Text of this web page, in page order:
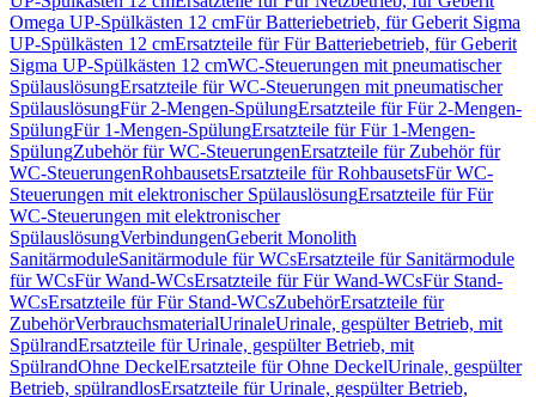
Omega UP-Spülkästen 12 cmFür Batteriebetrieb, für Geberit Sigma
UP-Spülkästen 12 cmErsatzteile für Für Batteriebetrieb, für Geberit
Sigma UP-Spülkästen 12 cmWC-Steuerungen mit pneumatischer
SpülauslösungErsatzteile für WC-Steuerungen mit pneumatischer
SpülauslösungFür 2-Mengen-SpülungErsatzteile für Für 2-Mengen-
SpülungFür 1-Mengen-SpülungErsatzteile für Für 1-Mengen-
SpülungZubehör für WC-SteuerungenErsatzteile für Zubehör für
WC-SteuerungenRohbausetsErsatzteile für RohbausetsFür WC-
Steuerungen mit elektronischer SpülauslösungErsatzteile für Für
WC-Steuerungen mit elektronischer
SpülauslösungVerbindungenGeberit Monolith
SanitärmoduleSanitärmodule für WCsErsatzteile für Sanitärmodule
für WCsFür Wand-WCsErsatzteile für Für Wand-WCsFür Stand-
WCsErsatzteile für Für Stand-WCsZubehörErsatzteile für
ZubehörVerbrauchsmaterialUrinaleUrinale, gespülter Betrieb, mit
SpülrandErsatzteile für Urinale, gespülter Betrieb, mit
SpülrandOhne DeckelErsatzteile für Ohne DeckelUrinale, gespülter
Betrieb, spülrandlosErsatzteile für Urinale, gespülter Betrieb,